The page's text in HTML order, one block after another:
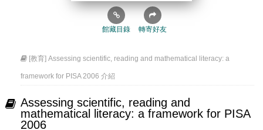
館藏目錄 轉寄好友
[教育] Assessing scientific, reading and mathematical literacy: a
framework for PISA 2006 介紹
Assessing scientific, reading and
mathematical literacy: a framework for PISA
2006